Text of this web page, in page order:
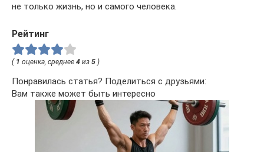
не только жизнь, но и самого человека.
Рейтинг
( 1 оценка, среднее 4 из 5 )
Понравилась статья? Поделиться с друзьями:
Вам также может быть интересно